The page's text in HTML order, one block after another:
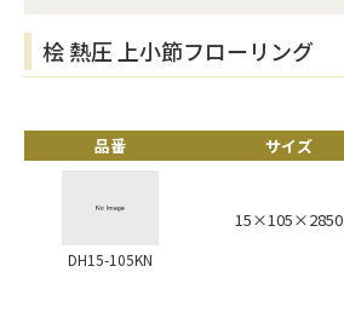
桧 熱圧 上小節フローリング
品番 サイズ
DH15-105KN
15×105×2850